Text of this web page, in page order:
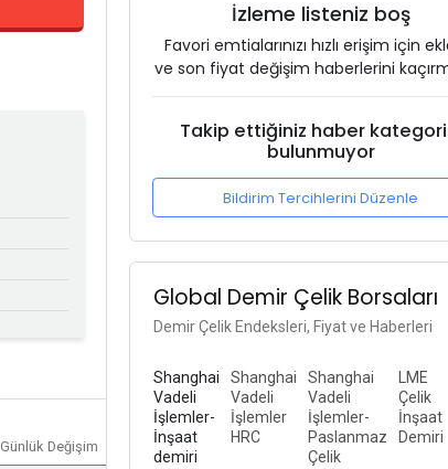
Günlük Değişim
İzleme listeniz boş
Favori emtialarınızı hızlı erişim için
ve son fiyat değişim haberlerini
Takip ettiğiniz haber
bulunmuyor
Bildirim Tercihlerini Düzenle
Global Demir Çelik Borsaları
Demir Çelik Endeksleri, Fiyat ve Haberleri
Shanghai
Vadeli
İşlemler-
İnşaat
demiri
Shanghai
Vadeli
İşlemler
HRC
Shanghai
Vadeli
İşlemler-
Paslanmaz
Çelik
LME
Çelik
İnşaat
Demiri